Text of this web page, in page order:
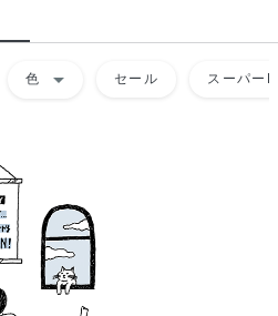
色 arrow_drop_down セール スーパー